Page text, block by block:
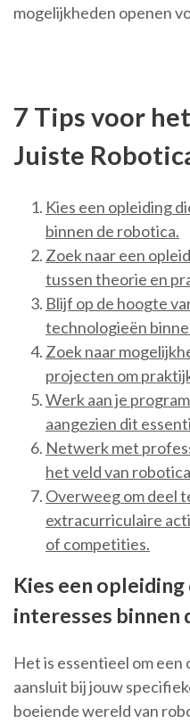
mogelijkheden openen
7 Tips voor
Juiste
Kies een opleiding
binnen de robotica.
Zoek naar een
tussen theorie en
Blijf op de hoogte
technologieën
Zoek naar
projecten om
Werk aan je
aangezien dit
Netwerk met
het veld van
Overweeg om deel
extracurriculaire
of competities.
Kies een
interesses binnen
Het is essentieel om
aansluit bij jouw
boeiende wereld van